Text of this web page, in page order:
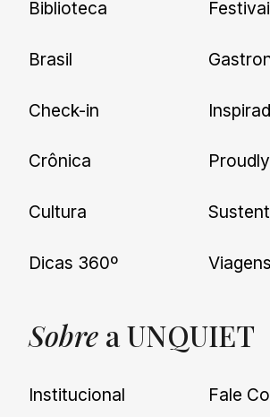
Biblioteca
Brasil
Check-in
Crônica
Cultura
Dicas 360º
Sobre a UNQUIET
Institucional Fale